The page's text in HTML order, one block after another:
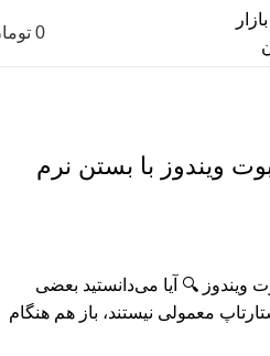
0
ویندوز با بستن نرم
🔍 آیا می‌دانستید بعضی
معمولی نیستند، باز هم هنگام